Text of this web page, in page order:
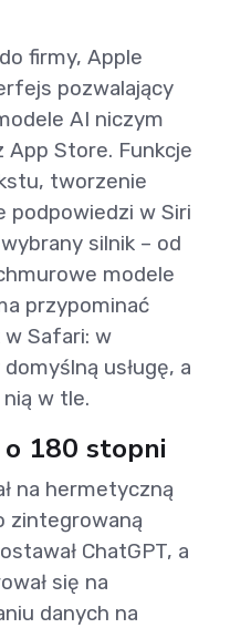
firmy, Apple
pozwalający
AI niczym
App Store. Funkcje
tworzenie
podpowiedzi w Siri
silnik – od
modele
przypominać
Safari: w
usługę, a
w tle.
180 stopni
na hermetyczną
zintegrowaną
ChatGPT, a
się na
danych na